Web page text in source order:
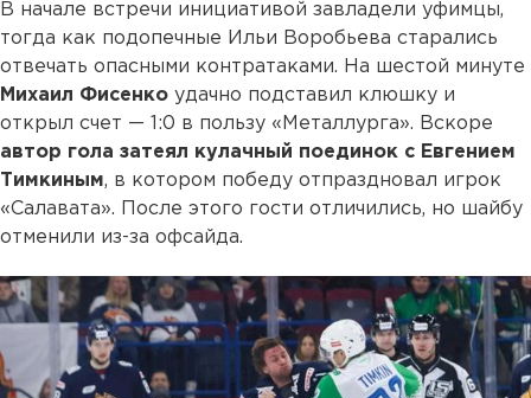
В начале встречи инициативой завладели уфимцы,
тогда как подопечные Ильи Воробьева старались
отвечать опасными контратаками. На шестой минуте
Михаил Фисенко удачно подставил клюшку и
открыл счет — 1:0 в пользу «Металлурга». Вскоре
автор гола затеял кулачный поединок с Евгением
Тимкиным, в котором победу отпраздновал игрок
«Салавата». После этого гости отличились, но шайбу
отменили из-за офсайда.